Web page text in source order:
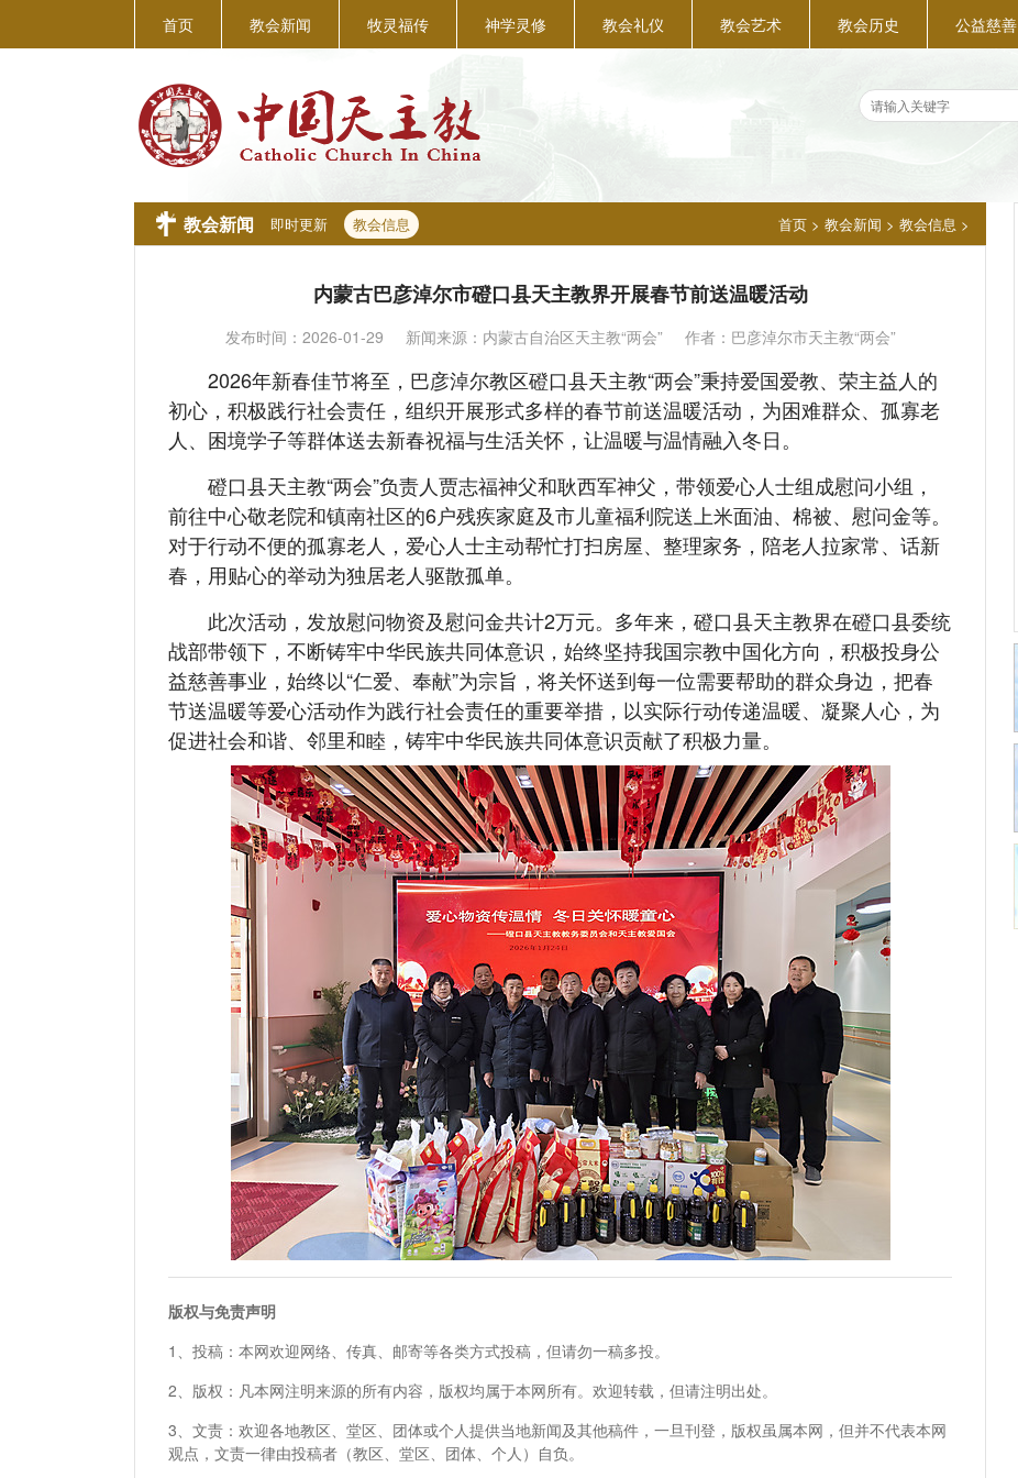
首页 教会新闻 牧灵福传 神学灵修 教会礼仪 教会艺术 教会历史 公益慈善
教会新闻 即时更新 教会信息 首页 > 教会新闻 > 教会信息 >
内蒙古巴彦淖尔市磴口县天主教界开展春节前送温暖活动
发布时间： 2026-01-29 新闻来源： 内蒙古自治区天主教“两会” 作者：巴彦淖尔市天主教“两会”
2026年新春佳节将至，巴彦淖尔教区磴口县天主教“两会”秉持爱国爱教、荣主益人的
初心，积极践行社会责任，组织开展形式多样的春节前送温暖活动，为困难群众、孤寡老
人、困境学子等群体送去新春祝福与生活关怀，让温暖与温情融入冬日。
磴口县天主教“两会”负责人贾志福神父和耿西军神父，带领爱心人士组成慰问小组，
前往中心敬老院和镇南社区的6户残疾家庭及市儿童福利院送上米面油、棉被、慰问金等。
对于行动不便的孤寡老人，爱心人士主动帮忙打扫房屋、整理家务，陪老人拉家常、话新
春，用贴心的举动为独居老人驱散孤单。
此次活动，发放慰问物资及慰问金共计2万元。多年来，磴口县天主教界在磴口县委统
战部带领下，不断铸牢中华民族共同体意识，始终坚持我国宗教中国化方向，积极投身公
益慈善事业，始终以“仁爱、奉献”为宗旨，将关怀送到每一位需要帮助的群众身边，把春
节送温暖等爱心活动作为践行社会责任的重要举措，以实际行动传递温暖、凝聚人心，为
促进社会和谐、邻里和睦，铸牢中华民族共同体意识贡献了积极力量。
版权与免责声明
1、投稿：本网欢迎网络、传真、邮寄等各类方式投稿，但请勿一稿多投。
2、版权：凡本网注明来源的所有内容，版权均属于本网所有。欢迎转载，但请注明出处。
3、文责：欢迎各地教区、堂区、团体或个人提供当地新闻及其他稿件，一旦刊登，版权虽属本网，但并不代表本网
观点，文责一律由投稿者（教区、堂区、团体、个人）自负。